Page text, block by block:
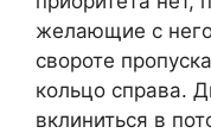
желающие с
свороте
кольцо справа.
вклиниться в